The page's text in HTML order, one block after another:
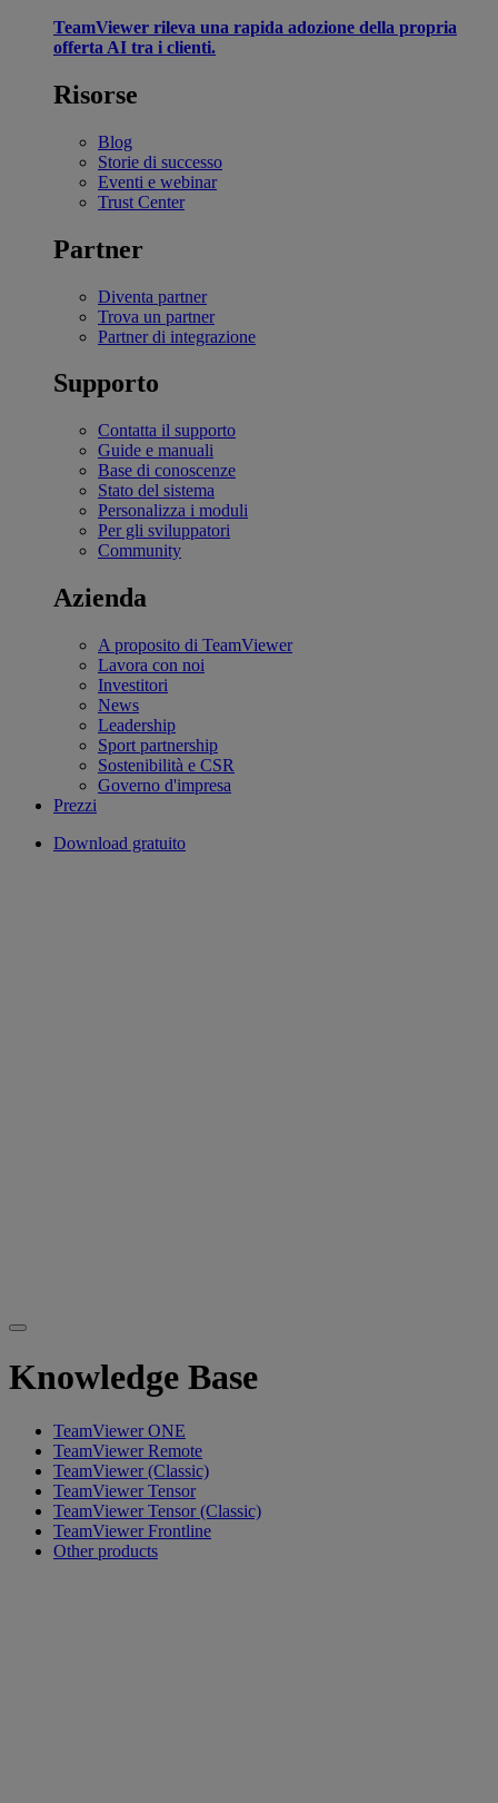
TeamViewer rileva una rapida adozione della propria
offerta AI tra i clienti.
Risorse
Blog
Storie di successo
Eventi e webinar
Trust Center
Partner
Diventa partner
Trova un partner
Partner di integrazione
Supporto
Contatta il supporto
Guide e manuali
Base di conoscenze
Stato del sistema
Personalizza i moduli
Per gli sviluppatori
Community
Azienda
A proposito di TeamViewer
Lavora con noi
Investitori
News
Leadership
Sport partnership
Sostenibilità e CSR
Governo d'impresa
Prezzi
Download gratuito
Knowledge Base
TeamViewer ONE
TeamViewer Remote
TeamViewer (Classic)
TeamViewer Tensor
TeamViewer Tensor (Classic)
TeamViewer Frontline
Other products